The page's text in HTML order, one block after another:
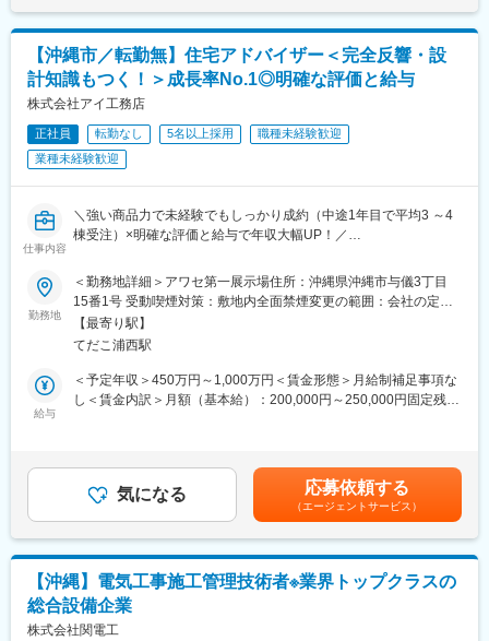
・受注棟数に応じて主任・係長・課長・所長と昇格するわかりや
すい評価基準
■業務の魅力
・提案しやすい商品
商品プランをあえて絞っているため、ハイグレードな注文住宅を
販売できる価格力が大きな強みです。
・設計～引き渡しまで一連で担当
他メーカーでは営業・設計・積算等を分業して担当しています
が、当社では引き渡しまで一貫して営業が携わります。
そのため、設計や空間構築の専門知識も身に付きます
変更の範囲：会社の定める業務
・クラウド会計ツール（MFクラウド会計、freee等）の導入支
援 ほか
※ご希望や適性に応じて、相続税・贈与税申告のフロント対応、
M&A・IPO支援などのソリューション提案にもチャレンジ可能で
す。
ず顧問フロント・提案に集中できます。
・創業支援からIPO、事業承継、M&A、相続、労務までグループ
けられます。
・フレックスタイム制や税理士試験休暇、大学院・予備校奨学
金、TAC法人割引など、資格取得・スキルアップを後押しする制
度が充実しています。
■組織構成・働き方：
税務コンサルティング部は、主に新卒・中途のメンバーで構成さ
忘年会や繁忙期明けの打ち上げ、サークル活動補助制度など、コ
ミュニティを大切にするカルチャーも特徴です。フレックスタイ
のリモートワークも可能です。
変更の範囲：会社の定める業務
す。月給(月額)は固定手当を含めた表記です。
【沖縄市／転勤無】住宅アドバイザー＜完全反響・設
計知識もつく！＞成長率No.1◎明確な評価と給与
株式会社アイ工務店
正社員 転勤なし 5名以上採用
職種未経験歓迎
業種未経験歓迎
仕事内容
＼強い商品力で未経験でもしっかり成約（中途1年目で平均3 ～4
棟受注）×明確な評価と給与で年収大幅UP！／
勤なし！飛び込みテレアポ無し！来年度から年休120日予定！】
＼飛び込みテレアポ無し！／
◎『固定給＋インセンティブ＋報奨金』で入社後2年で年収1000
万円超も可能！明確な評価制度で役職と年収を早期にUP！
（年収例）
◆年収例1040万円／34歳／経験3年／課長職
い年収をお渡しすることが可能です。
◎成長率の高さという安定性＆自由設計の住宅を適正価格で提供
ります！
◎出張や原則転勤無し！残業月35h程／来年度から年間休日120日
予定で仕事とプライベートのメリハリをつけられます！
勤務地
＜勤務地詳細＞アワセ第一展示場住所：沖縄県沖縄市与儀3丁目
15番1号 受動喫煙対策：敷地内全面禁煙変更の範囲：会社の定め
る事業所
【最寄り駅】
てだこ浦西駅
給与
＜予定年収＞450万円～1,000万円＜賃金形態＞月給制補足事項な
し＜賃金内訳＞月額（基本給）：200,000円～250,000円固定残業
給与補足＞■賞与：年2回（3月、9月／個人の実績に伴います）■
年収は前職の実績・ご経験・ご年収などで変動します■モデル年
収：◆年収例1040万円／34歳／経験3年／課長職◆年収例1500万
円／40歳／経験7年／営業所長職賃金はあくまでも目安の金額で
あり、選考を通じて上下する可能性があります。月給(月額)は固定
手当を含めた表記です。
気になる 応募依頼する
（エージェントサービス）
【沖縄】電気工事施工管理技術者※業界トップクラスの
総合設備企業
株式会社関電工